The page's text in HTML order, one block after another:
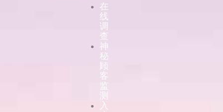
在
线
调
查
神
秘
顾
客
监
测
入